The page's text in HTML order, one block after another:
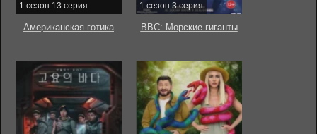
1 сезон 13 серия
Американская готика
1 сезон 3 серия
BBC: Морские гиганты